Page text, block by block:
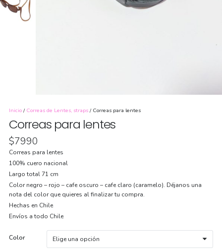
Inicio / Correas de Lentes, straps / Correas para lentes
Correas para lentes
$7990
Correas para lentes
100% cuero nacional
Largo total 71 cm
Color negro – rojo – cafe oscuro – cafe claro (caramelo). Déjanos una
nota del color que quieres al finalizar tu compra.
Hechas en Chile
Envíos a todo Chile
Color